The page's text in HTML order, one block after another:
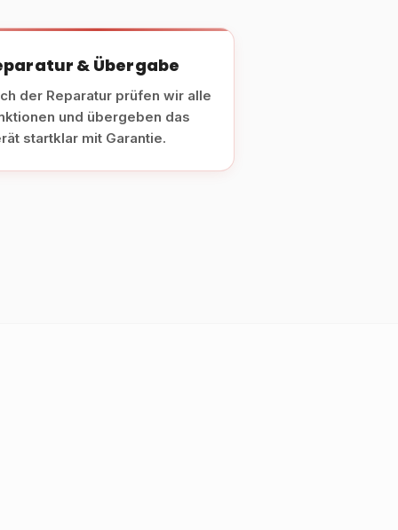
& Übergabe
der Reparatur prüfen wir alle
und übergeben das
startklar mit Garantie.